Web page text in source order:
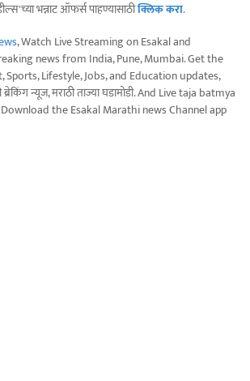
भन्नाट ऑफर्स पाहण्यासाठीक्लिक करा.
, Watch Live Streaming on Esakal and
news from India, Pune, Mumbai. Get the
Sports, Lifestyle, Jobs, and Education updates,
ब्रेकिंग न्यूज, मराठी ताज्या घडामोडी. And Live taja batmya
the Esakal Marathi news Channel app